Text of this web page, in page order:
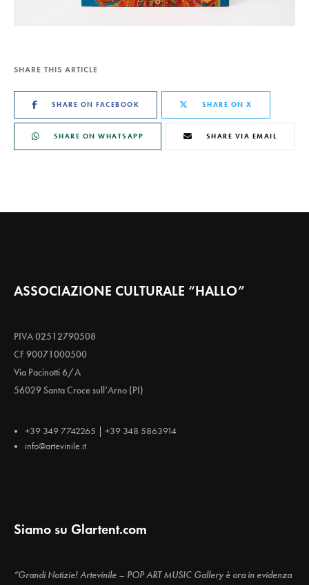
SHARE THIS ARTICLE
SHARE ON FACEBOOK SHARE ON X
SHARE ON WHATSAPP SHARE VIA EMAIL
ASSOCIAZIONE CULTURALE “HALLO”
PIVA 02512790508
CF 90071000500
Via Pacinotti 6/A
56029 Santa Croce sull’Arno (PI)
+39 349 7742265 | +39 348 5863914
info@artevinile.it
Siamo su Glartent.com
“Grandi Notizie! Artevinile – POP ART MUSIC Gallery è ora in evidenza